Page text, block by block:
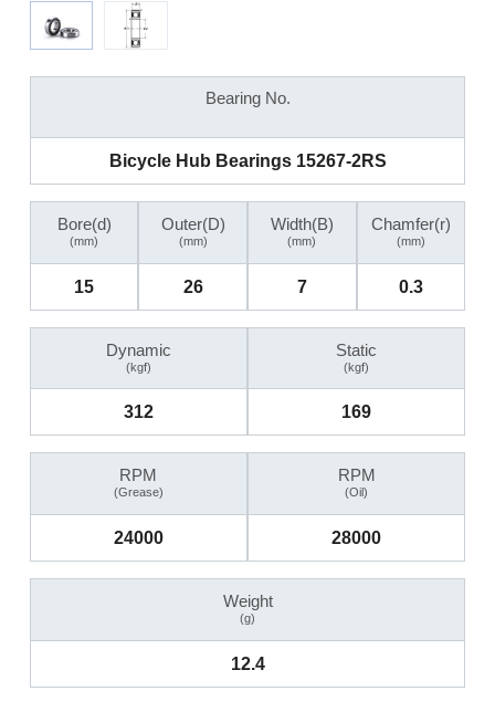
Bearing No.
Bicycle Hub Bearings 15267-2RS
Bore(d)
(mm)
15
Outer(D)
(mm)
26
Width(B)
(mm)
7
Chamfer(r)
(mm)
0.3
Dynamic
(kgf)
312
Static
(kgf)
169
RPM
(Grease)
24000
RPM
(Oil)
28000
Weight
(g)
12.4